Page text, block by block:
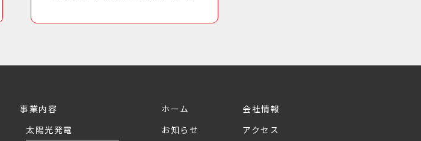
事業内容
太陽光発電
ホーム
お知らせ
会社情報
アクセス